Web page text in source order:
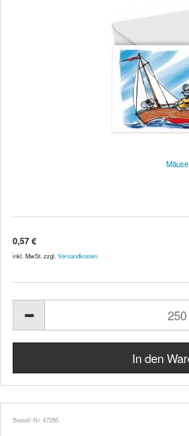
Mäuse
0,57 €
inkl. MwSt. zzgl. Versandkosten
Bestell-Nr. 47285